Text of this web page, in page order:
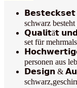
𝗕𝗲𝘀𝘁𝗲𝗰𝗸𝘀𝗲𝘁
schwarz besteht
𝗤𝘂𝗮𝗹𝗶𝘁ä𝘁
set für
personen aus
𝗗𝗲𝘀𝗶𝗴𝗻 &